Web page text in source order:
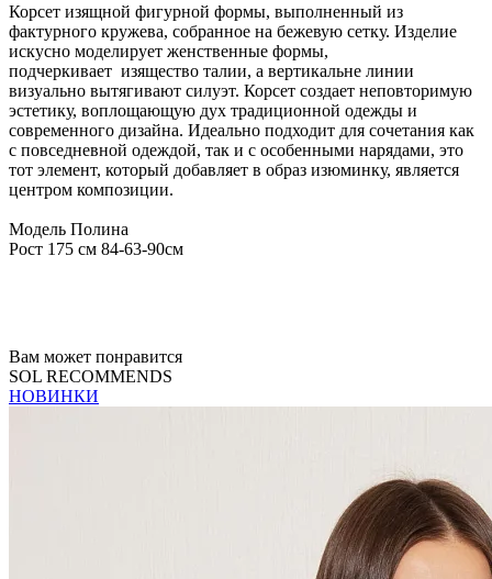
Корсет изящной фигурной формы, выполненный из
фактурного кружева, собранное на бежевую сетку. Изделие
искусно моделирует женственные формы,
подчеркивает изящество талии, а вертикальне линии
визуально вытягивают силуэт. Корсет создает неповторимую
эстетику, воплощающую дух традиционной одежды и
современного дизайна. Идеально подходит для сочетания как
с повседневной одеждой, так и с особенными нарядами, это
тот элемент, который добавляет в образ изюминку, является
центром композиции.
Модель Полина
Рост 175 см 84-63-90см
Вам может понравится
SOL RECOMMENDS
НОВИНКИ